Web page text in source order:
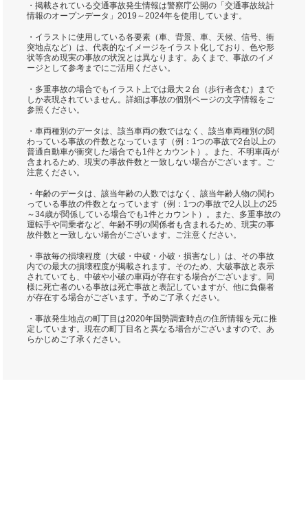
・掲載されている交通事故発生情報は警察庁公開の「交通事故統計
情報のオープンデータ」2019～2024年を使用しています。
・イラストに使用している各要素（車、背景、車、天候、信号、衝
突地点など）は、代表的なイメージをイラスト化しており、色や形
状等含め現実の事故の状況とは異なります。あくまで、事故のイメ
ージとして参考までにご活用ください。
・多重事故の場合でもイラスト上では最大２台（歩行者含む）まで
しか表現されていません。詳細は事故の個別ページの文字情報をご
参照ください。
・車両種別のデータは、該当車両の数ではなく、該当車両種別の関
わっている事故の件数となっています（例：1つの事故で2台以上の
普通自動車が衝突した場合でも1件とカウント）。また、不明車両が
含まれるため、現実の事故件数と一致しない場合がございます。ご
注意ください。
・年齢のデータは、該当年齢の人数ではなく、該当年齢人物の関わ
っている事故の件数となっています（例：1つの事故で2人以上の25
～34歳が関係している場合でも1件とカウント）。また、多重事故の
運転手や同乗者など、年齢不明の関係者も含まれるため、現実の事
故件数と一致しない場合がございます。ご注意ください。
・事故毎の損壊程度（大破・中破・小破・損害なし）は、その事故
内での最大の損壊程度が掲載されます。そのため、大破事故と表示
されていても、中破や小破の車両が存在する場合がございます。同
様に死亡者のいる事故は死亡事故と表記していますが、他に負傷者
が存在する場合がございます。予めご了承ください。
・事故発生地点の町丁目は2020年国勢調査時点の住所情報を元に推
定しています。現在の町丁目名と異なる場合がございますので、あ
らかじめご了承ください。